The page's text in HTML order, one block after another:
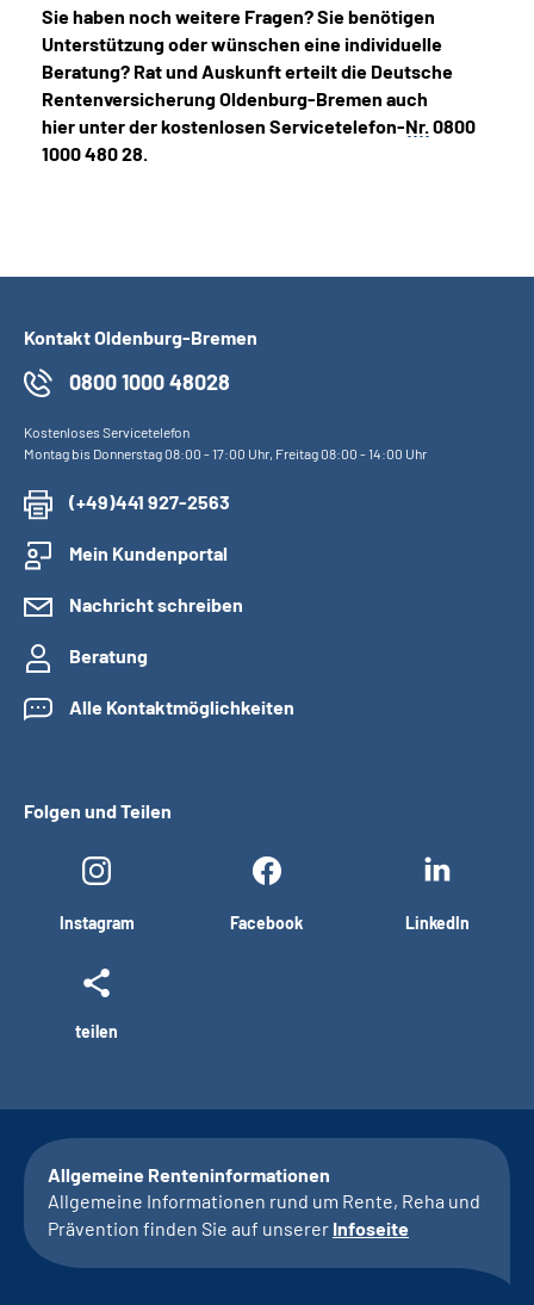
Sie haben noch weitere Fragen? Sie benötigen
Unterstützung oder wünschen eine individuelle
Beratung? Rat und Auskunft erteilt die Deutsche
Rentenversicherung Oldenburg-Bremen auch
hier unter der kostenlosen Servicetelefon-Nr.0800
1000 480 28.
Kontakt Oldenburg-Bremen
0800 1000 48028
Kostenloses Servicetelefon
Montag bis Donnerstag 08:00 - 17:00 Uhr, Freitag 08:00 - 14:00 Uhr
(+49)441 927-2563
Mein Kundenportal
Nachricht schreiben
Beratung
Alle Kontaktmöglichkeiten
Folgen und Teilen
Instagram Facebook LinkedIn
teilen
Allgemeine Renteninformationen
Allgemeine Informationen rund um Rente, Reha und
Prävention finden Sie auf unserer Infoseite